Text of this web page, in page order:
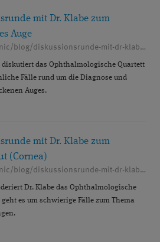
SEHFEHLER
VORSORGE
ÜBERBLENDVISUS
mit Dr. Klabe zum
Auge
augenchirurgie.clinic/blog/diskussionsrunde-mit-dr-klabe-zum-trockenen-auge
diskutiert das Ophthalmologische Quartett
Fälle rund um die Diagnose und
Auges.
mit Dr. Klabe zum
(Cornea)
augenchirurgie.clinic/blog/diskussionsrunde-mit-dr-klabe-zum-thema-cornea
Dr. Klabe das Ophthalmologische
es um schwierige Fälle zum Thema